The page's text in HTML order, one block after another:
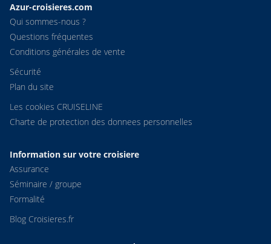
Azur-croisieres.com
Qui sommes-nous ?
Questions fréquentes
Conditions générales de vente
Sécurité
Plan du site
Les cookies CRUISELINE
Charte de protection des donnees personnelles
Information sur votre croisiere
Assurance
Séminaire / groupe
Formalité
Blog Croisieres.fr